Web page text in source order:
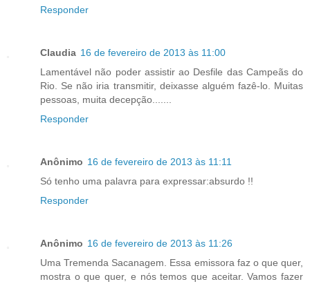
Responder
Claudia 16 de fevereiro de 2013 às 11:00
Lamentável não poder assistir ao Desfile das Campeãs do
Rio. Se não iria transmitir, deixasse alguém fazê-lo. Muitas
pessoas, muita decepção.......
Responder
Anônimo 16 de fevereiro de 2013 às 11:11
Só tenho uma palavra para expressar:absurdo !!
Responder
Anônimo 16 de fevereiro de 2013 às 11:26
Uma Tremenda Sacanagem. Essa emissora faz o que quer,
mostra o que quer, e nós temos que aceitar. Vamos fazer